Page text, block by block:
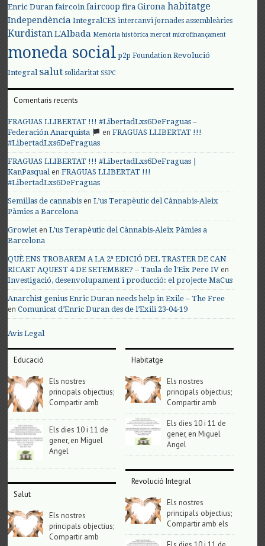
Enric Duran faircoin faircoop fira Girona habitatge
Independència IntegralCES intercanvi jornades assembleàries
KurdistanL'Albada Memòria històrica mercat microfinançament
moneda social p2p Foundation Revolució
Integral salut solidaritat SSPC
Comentaris recents
FRAGUAS LLIBERTAT !!! #LibertadLxs6DeFraguas –
Federación Anarquista
enFRAGUAS LLIBERTAT !!!
#LibertadLxs6DeFraguas
FRAGUAS LLIBERTAT !!! #LibertadLxs6DeFraguas |
KanPasqualenFRAGUAS LLIBERTAT !!!
#LibertadLxs6DeFraguas
Semillas de cannabis enL’us Terapèutic del Cànnabis-Aleix
Pàmies a Barcelona
Growlet enL’us Terapèutic del Cànnabis-Aleix Pàmies a
Barcelona
QUÈ ENS TROBAREM A LA 2ª EDICIÓ DEL TRASTER DE CAN
RICART AQUEST 4 DE SETEMBRE? – Taula de l'Eix Pere IV en
Investigació, desenvolupament i producció: el projecte MaCus
Anarchist genius Enric Duran needs help in Exile – The Free
enComunicat d’Enric Duran des de l’Exili 23-04-19
Avis Legal
Educació
Els nostres
principals objectius;
Compartir amb
Els dies 10 i 11 de
gener, en Miguel
Angel
Salut
Els nostres
principals objectius;
Compartir amb
Habitatge
Els nostres
principals objectius;
Compartir amb
Els dies 10 i 11 de
gener, en Miguel
Angel
Revolució Integral
Els nostres
principals objectius;
Compartir amb els